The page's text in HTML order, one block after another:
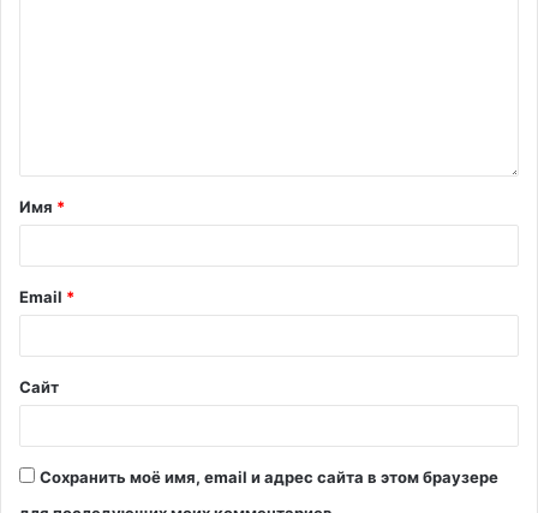
Имя *
Email *
Сайт
Сохранить моё имя, email и адрес сайта в этом браузере